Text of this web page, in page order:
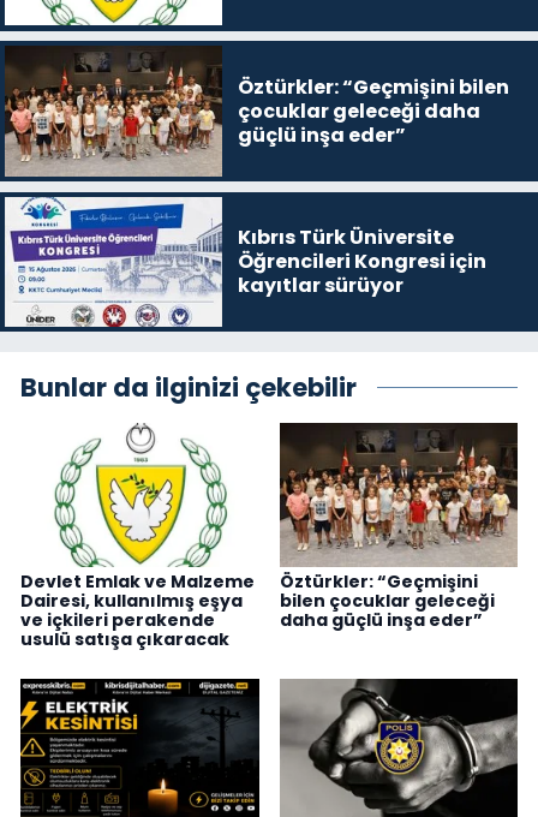
Öztürkler: “Geçmişini bilen
çocuklar geleceği daha
güçlü inşa eder”
Kıbrıs Türk Üniversite
Öğrencileri Kongresi için
kayıtlar sürüyor
Bunlar da ilginizi çekebilir
Devlet Emlak ve Malzeme
Dairesi, kullanılmış eşya
ve içkileri perakende
usulü satışa çıkaracak
Öztürkler: “Geçmişini
bilen çocuklar geleceği
daha güçlü inşa eder”